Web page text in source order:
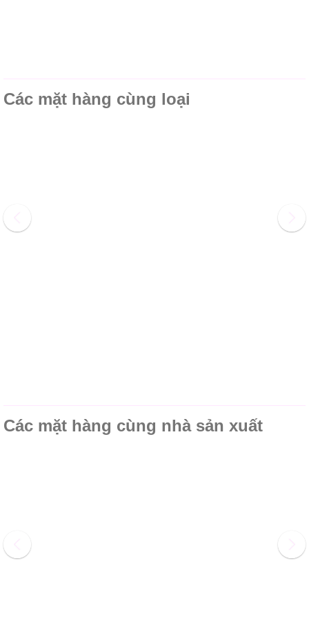
Các mặt hàng cùng loại
Các mặt hàng cùng nhà sản xuất